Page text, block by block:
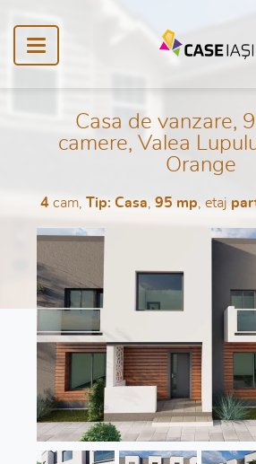
Casa de vanzare,
camere, Valea
Orange
4 cam, Tip: Casa 95 mp , etaj